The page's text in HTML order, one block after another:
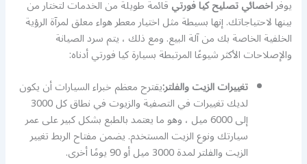
يوفراخصائي تصليح كيا فورتيقائمة طويلة من الخدمات لتختار من
بينها لاحتياجاتك. إنها بسيطة مثل اختيار معطر هواء معلق لمرآة الرؤية
الخلفية الخاصة بك من آلة البيع. ومع ذلك ، يتم سرد الصيانة
والإصلاحات الأكثر شيوعًا المرتبطة بسيارة كيا فورتي أدناه:
تغييرات الزيت والفلتر:يقترح معظم خبراء السيارات أن يكون
لديك تغييرات في التصفية والزيوت في نطاق كل 3000
إلى 6000 ميل ، وهو ما يعتمد بالطبع بشكل كبير على عمر
سيارتك ونوع الزيت المستخدم. يضمن مفتاح الربط تغيير
الزيت والفلتر لمدة 3000 ميل أو 90 يومًا أخرى.